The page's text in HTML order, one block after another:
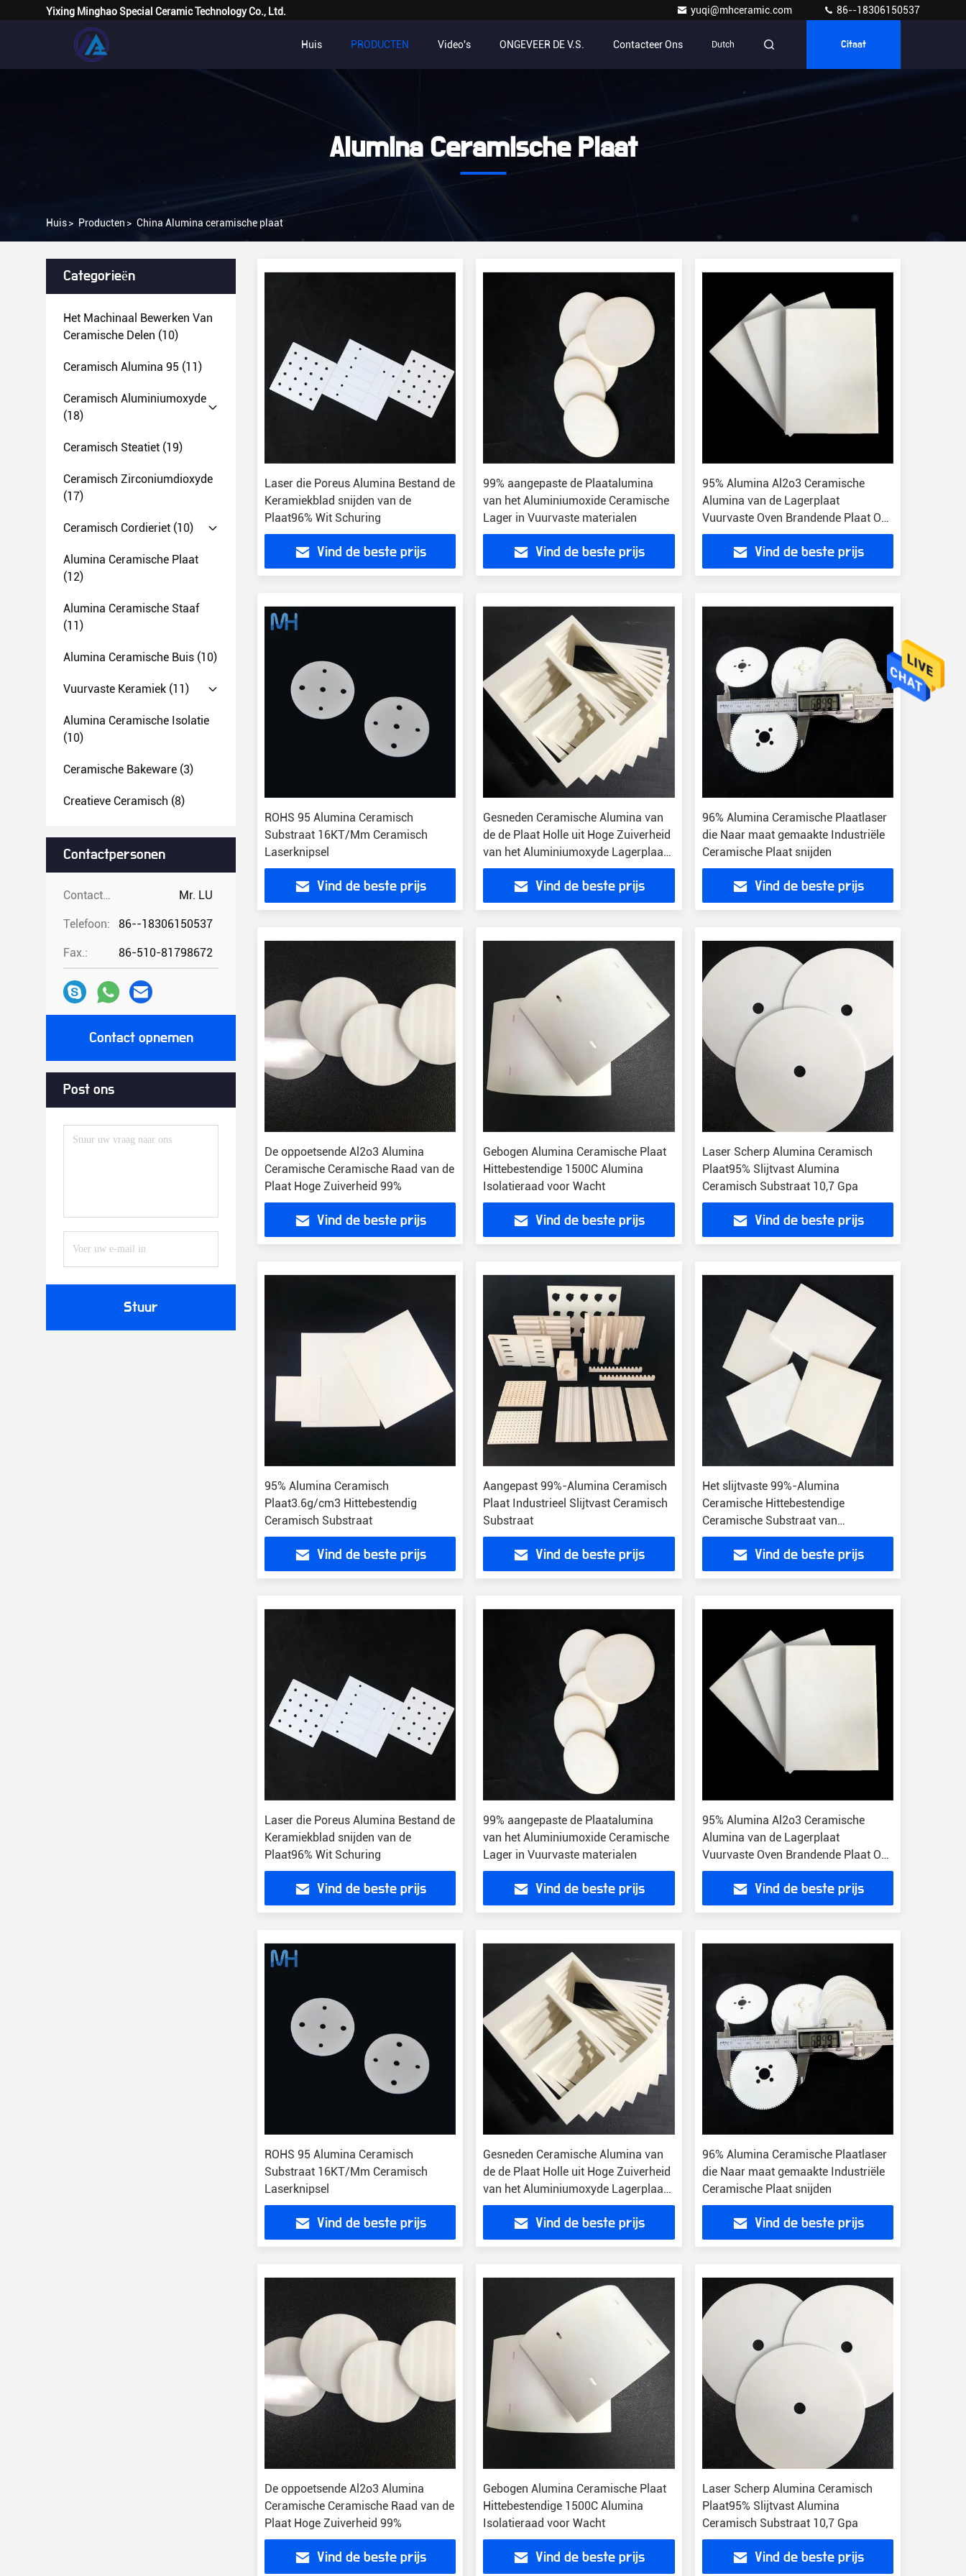
Yixing Minghao Special Ceramic Technology Co., Ltd. yuqi@mhceramic.com 86--18306150537
Huis PRODUCTEN Video's ONGEVEER DE V.S. Contacteer Ons Dutch Citaat
Alumina Ceramische Plaat
Huis> Producten > China Alumina ceramische plaat
Categorieën
Het Machinaal Bewerken Van
Ceramische Delen (10)
Ceramisch Alumina 95 (11)
Ceramisch Aluminiumoxyde
(18)
Ceramisch Steatiet (19)
Ceramisch Zirconiumdioxyde
(17)
Ceramisch Cordieriet (10)
Alumina Ceramische Plaat
(12)
Alumina Ceramische Staaf
(11)
Alumina Ceramische Buis (10)
Vuurvaste Keramiek (11)
Alumina Ceramische Isolatie
(10)
Ceramische Bakeware (3)
Creatieve Ceramisch (8)
Contactpersonen
Contactpersonen: Mr. LU
Telefoon: 86--18306150537
Fax.: 86-510-81798672
Contact opnemen
Post ons
Stuur
Laser die Poreus Alumina Bestand de
Keramiekblad snijden van de
Plaat96% Wit Schuring
Vind de beste prijs
99% aangepaste de Plaatalumina
van het Aluminiumoxide Ceramische
Lager in Vuurvaste materialen
Vind de beste prijs
95% Alumina Al2o3 Ceramische
Alumina van de Lagerplaat
Vuurvaste Oven Brandende Plaat Op
hoge temperatuur
Vind de beste prijs
ROHS 95 Alumina Ceramisch
Substraat 16KT/Mm Ceramisch
Laserknipsel
Vind de beste prijs
Gesneden Ceramische Alumina van
de de Plaat Holle uit Hoge Zuiverheid
van het Aluminiumoxyde Lagerplaat
1700c
Vind de beste prijs
96% Alumina Ceramische Plaatlaser
die Naar maat gemaakte Industriële
Ceramische Plaat snijden
Vind de beste prijs
De oppoetsende Al2o3 Alumina
Ceramische Ceramische Raad van de
Plaat Hoge Zuiverheid 99%
Vind de beste prijs
Gebogen Alumina Ceramische Plaat
Hittebestendige 1500C Alumina
Isolatieraad voor Wacht
Vind de beste prijs
Laser Scherp Alumina Ceramisch
Plaat95% Slijtvast Alumina
Ceramisch Substraat 10,7 Gpa
Vind de beste prijs
95% Alumina Ceramisch
Plaat3.6g/cm3 Hittebestendig
Ceramisch Substraat
Vind de beste prijs
Aangepast 99%-Alumina Ceramisch
Plaat Industrieel Slijtvast Ceramisch
Substraat
Vind de beste prijs
Het slijtvaste 99%-Alumina
Ceramische Hittebestendige
Ceramische Substraat van
Plaatgrinded
Vind de beste prijs
Laser die Poreus Alumina Bestand de
Keramiekblad snijden van de
Plaat96% Wit Schuring
Vind de beste prijs
99% aangepaste de Plaatalumina
van het Aluminiumoxide Ceramische
Lager in Vuurvaste materialen
Vind de beste prijs
95% Alumina Al2o3 Ceramische
Alumina van de Lagerplaat
Vuurvaste Oven Brandende Plaat Op
hoge temperatuur
Vind de beste prijs
ROHS 95 Alumina Ceramisch
Substraat 16KT/Mm Ceramisch
Laserknipsel
Vind de beste prijs
Gesneden Ceramische Alumina van
de de Plaat Holle uit Hoge Zuiverheid
van het Aluminiumoxyde Lagerplaat
1700c
Vind de beste prijs
96% Alumina Ceramische Plaatlaser
die Naar maat gemaakte Industriële
Ceramische Plaat snijden
Vind de beste prijs
De oppoetsende Al2o3 Alumina
Ceramische Ceramische Raad van de
Plaat Hoge Zuiverheid 99%
Vind de beste prijs
Gebogen Alumina Ceramische Plaat
Hittebestendige 1500C Alumina
Isolatieraad voor Wacht
Vind de beste prijs
Laser Scherp Alumina Ceramisch
Plaat95% Slijtvast Alumina
Ceramisch Substraat 10,7 Gpa
Vind de beste prijs